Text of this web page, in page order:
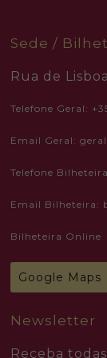
Sede /
Rua de
Telefone Geral:
Email Geral:
Telefone
Email Bilheteira:
Bilheteira Online
Google Maps
Newsletter
Receba